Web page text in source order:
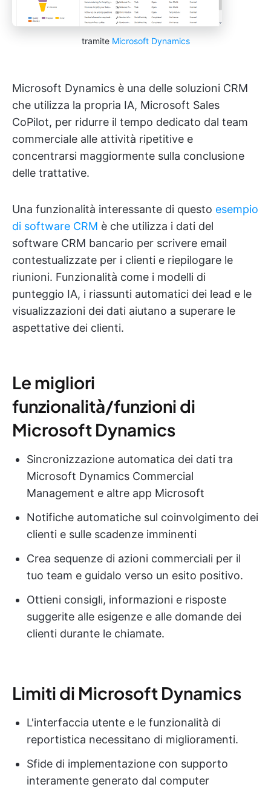
tramite Microsoft Dynamics
Microsoft Dynamics è una delle soluzioni CRM
che utilizza la propria IA, Microsoft Sales
CoPilot, per ridurre il tempo dedicato dal team
commerciale alle attività ripetitive e
concentrarsi maggiormente sulla conclusione
delle trattative.
Una funzionalità interessante di questo esempio
di software CRM è che utilizza i dati del
software CRM bancario per scrivere email
contestualizzate per i clienti e riepilogare le
riunioni. Funzionalità come i modelli di
punteggio IA, i riassunti automatici dei lead e le
visualizzazioni dei dati aiutano a superare le
aspettative dei clienti.
Le migliori
funzionalità/funzioni di
Microsoft Dynamics
Sincronizzazione automatica dei dati tra
Microsoft Dynamics Commercial
Management e altre app Microsoft
Notifiche automatiche sul coinvolgimento dei
clienti e sulle scadenze imminenti
Crea sequenze di azioni commerciali per il
tuo team e guidalo verso un esito positivo.
Ottieni consigli, informazioni e risposte
suggerite alle esigenze e alle domande dei
clienti durante le chiamate.
Limiti di Microsoft Dynamics
L'interfaccia utente e le funzionalità di
reportistica necessitano di miglioramenti.
Sfide di implementazione con supporto
interamente generato dal computer